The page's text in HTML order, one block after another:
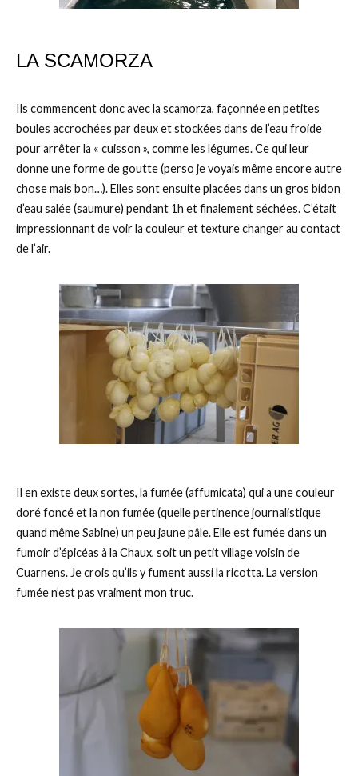
LA SCAMORZA
Ils commencent donc avec la scamorza, façonnée en petites
boules accrochées par deux et stockées dans de l’eau froide
pour arrêter la « cuisson », comme les légumes. Ce qui leur
donne une forme de goutte (perso je voyais même encore autre
chose mais bon…). Elles sont ensuite placées dans un gros bidon
d’eau salée (saumure) pendant 1h et finalement séchées. C’était
impressionnant de voir la couleur et texture changer au contact
de l’air.
Il en existe deux sortes, la fumée (affumicata) qui a une couleur
doré foncé et la non fumée (quelle pertinence journalistique
quand même Sabine) un peu jaune pâle. Elle est fumée dans un
fumoir d’épicéas à la Chaux, soit un petit village voisin de
Cuarnens. Je crois qu’ils y fument aussi la ricotta. La version
fumée n’est pas vraiment mon truc.